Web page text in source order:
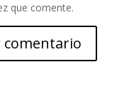
que comente.